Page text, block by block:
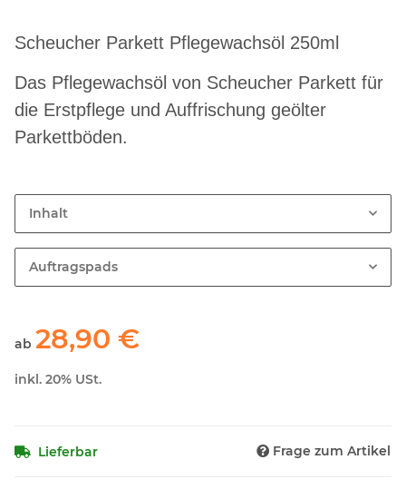
Scheucher Parkett Pflegewachsöl 250ml
Das Pflegewachsöl von Scheucher Parkett für
die Erstpflege und Auffrischung geölter
Parkettböden.
Inhalt
Auftragspads
ab 28,90 €
inkl. 20% USt.
Lieferbar Frage zum Artikel